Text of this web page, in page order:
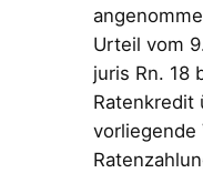
Urteil vom
juris Rn. 18
Ratenkredit
vorliegende